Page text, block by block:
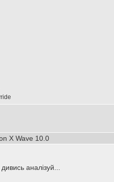
X Wave 10.0
аналізуй...